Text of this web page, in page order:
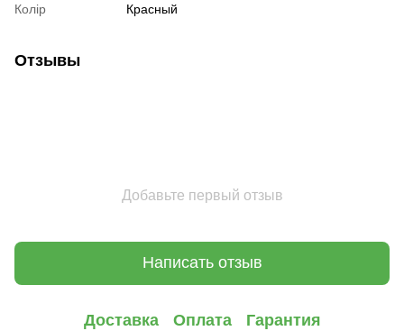
Колір Красный
Отзывы
Добавьте первый отзыв
Написать отзыв
Доставка Оплата Гарантия